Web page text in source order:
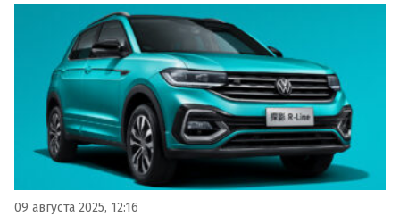
предлагается в России как из наличия, так и под заказ,
а цены на него на одном из классифайдов сейчас…
09 августа 2025, 12:16